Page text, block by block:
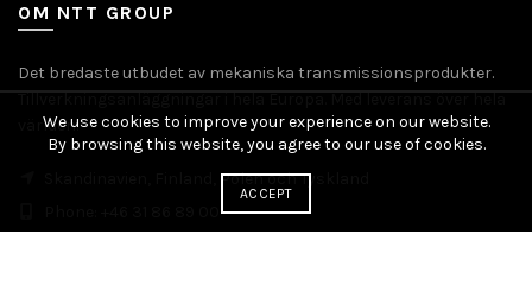
OM NTT GROUP
Det bredaste utbudet av mekaniska transmissionsprodukter.
Tillverkningsanläggningar i hela Europa. Med leverans över hela
världen.
Skandinavien, Finland, Polen och Tyskland
We use cookies to improve your experience on our website.
By browsing this website, you agree to our use of cookies.
ACCEPT